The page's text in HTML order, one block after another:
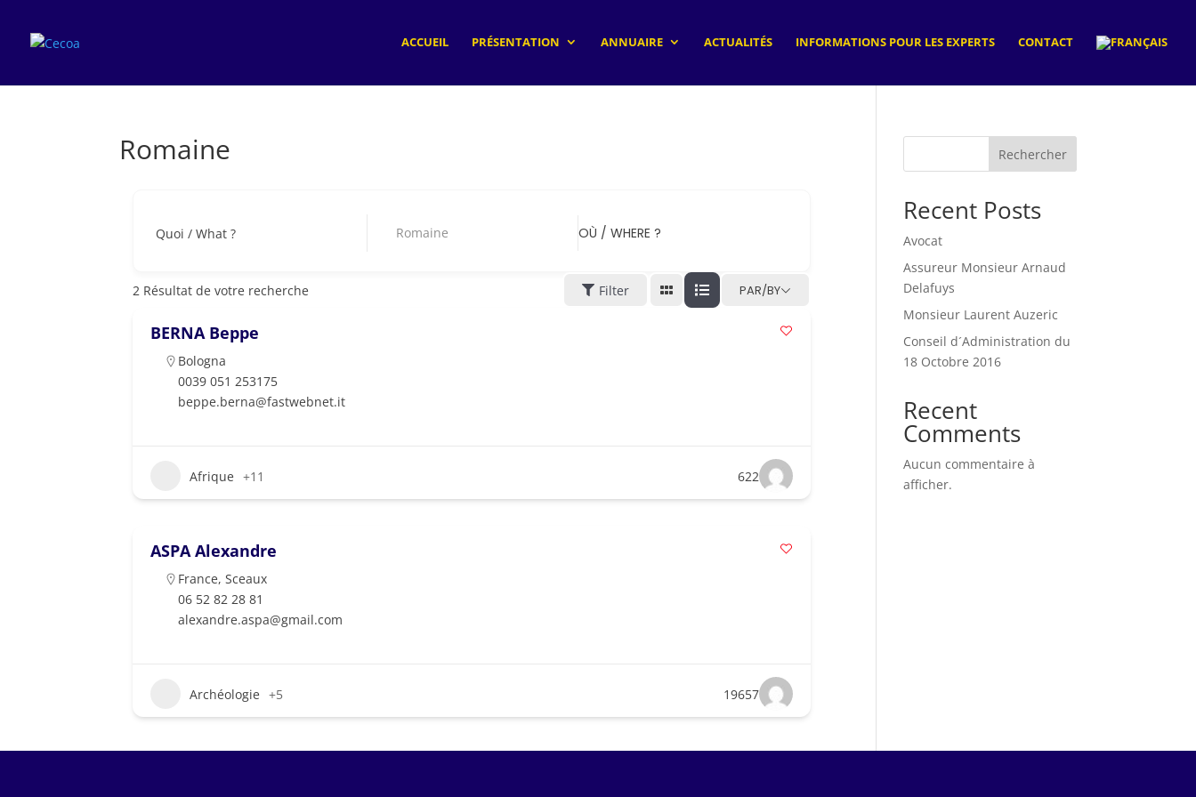
ACCUEIL PRÉSENTATION ANNUAIRE ACTUALITÉS INFORMATIONS POUR LES EXPERTS CONTACT
Romaine
Quoi / What ? Romaine OÙ / WHERE ?
2 Résultat de votre recherche Filter PAR/BY
BERNA Beppe
Bologna
0039 051 253175
beppe.berna@fastwebnet.it
Afrique +11 622
ASPA Alexandre
France,Sceaux
06 52 82 28 81
alexandre.aspa@gmail.com
Archéologie +5 19657
Rechercher
Recent Posts
Avocat
Assureur Monsieur Arnaud
Delafuys
Monsieur Laurent Auzeric
Conseil d´Administration du
18 Octobre 2016
Recent
Comments
Aucun commentaire à
afficher.